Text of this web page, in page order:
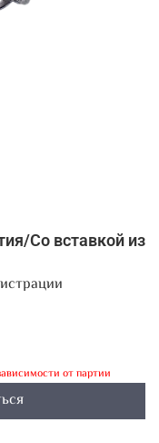
Со вставкой из
от партии